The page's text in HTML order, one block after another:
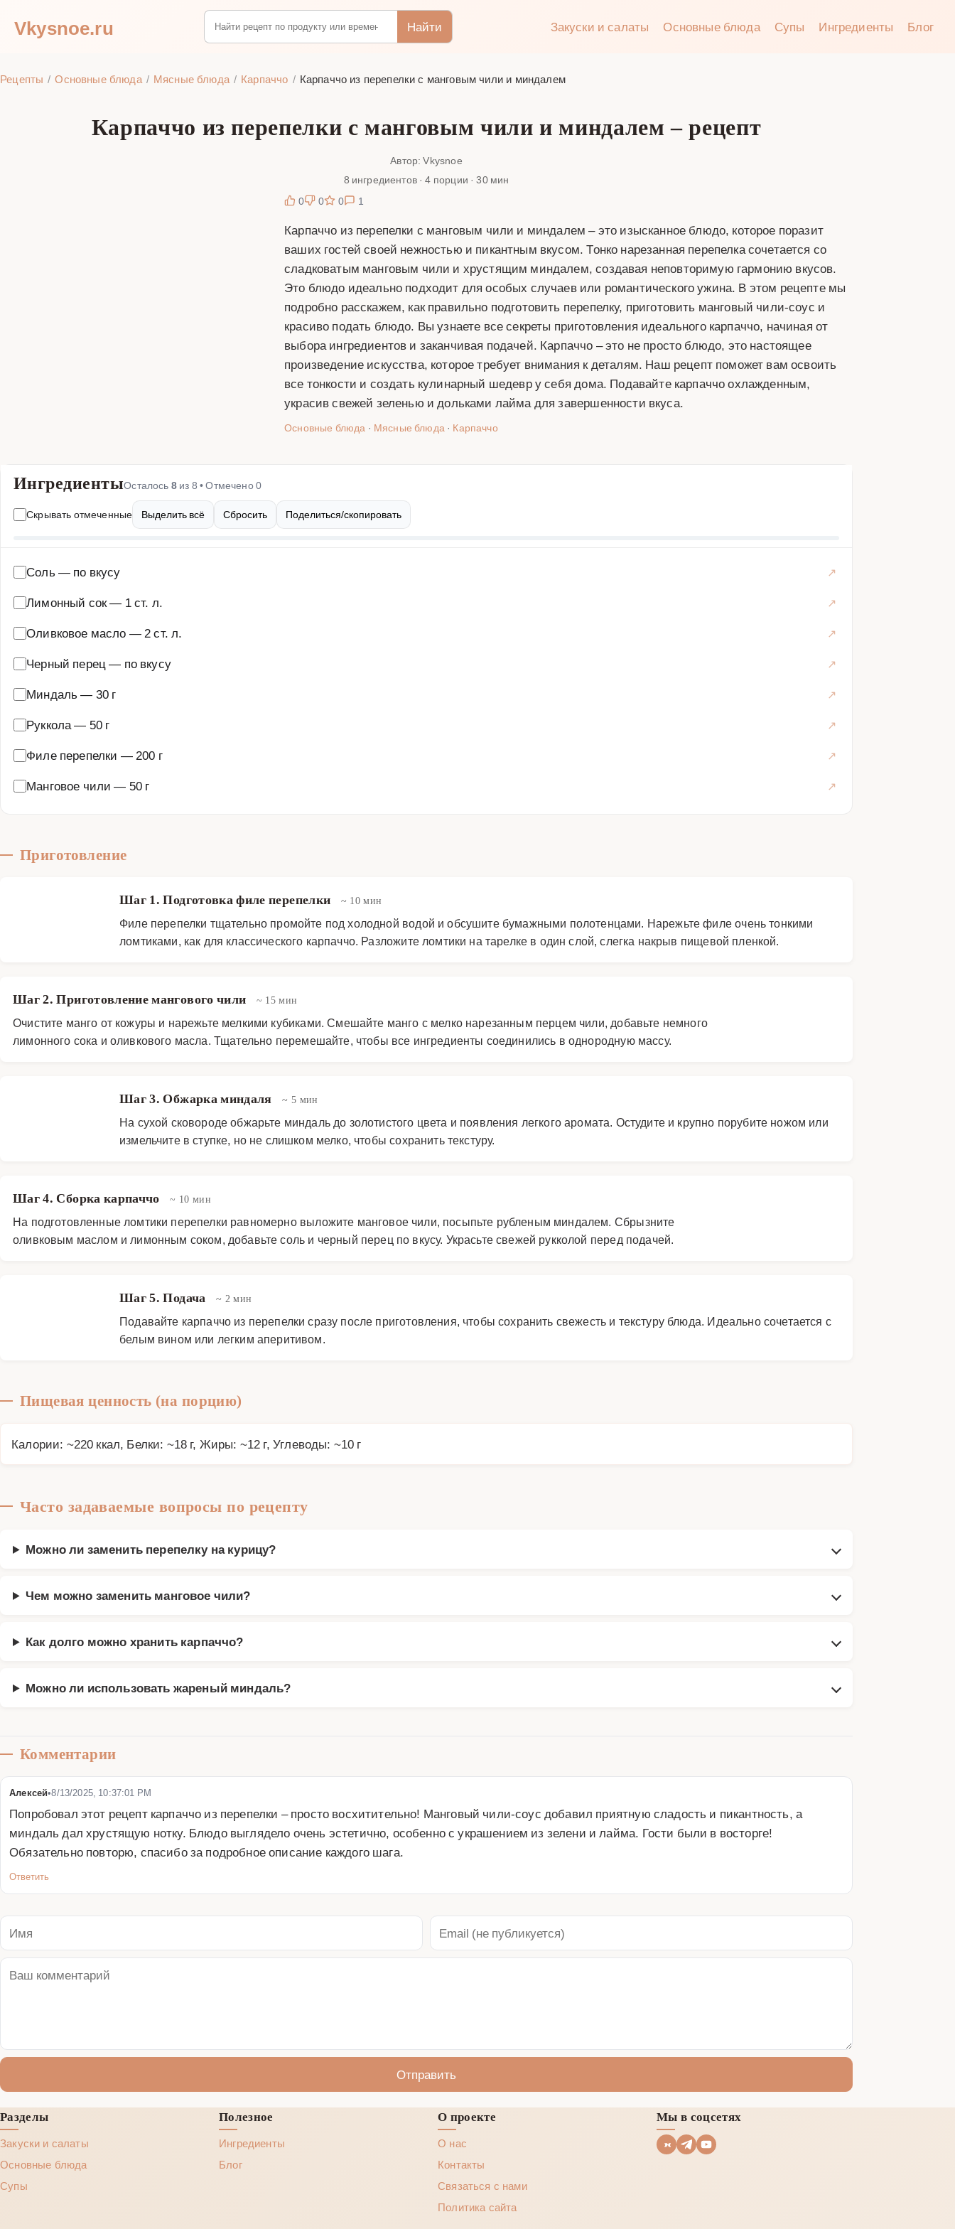
Vkysnoe.ru Найти Закуски и салаты Основные блюда Супы Ингредиенты Блог
Рецепты Основные блюда Мясные блюда Карпаччо Карпаччо из перепелки с манговым чили и миндалем
Карпаччо из перепелки с манговым чили и миндалем – рецепт
Автор: Vkysnoe
8 ингредиентов · 4 порции · 30 мин
0
0 0 1
Карпаччо из перепелки с манговым чили и миндалем – это изысканное блюдо, которое поразит
ваших гостей своей нежностью и пикантным вкусом. Тонко нарезанная перепелка сочетается со
сладковатым манговым чили и хрустящим миндалем, создавая неповторимую гармонию вкусов.
Это блюдо идеально подходит для особых случаев или романтического ужина. В этом рецепте мы
подробно расскажем, как правильно подготовить перепелку, приготовить манговый чили-соус и
красиво подать блюдо. Вы узнаете все секреты приготовления идеального карпаччо, начиная от
выбора ингредиентов и заканчивая подачей. Карпаччо – это не просто блюдо, это настоящее
произведение искусства, которое требует внимания к деталям. Наш рецепт поможет вам освоить
все тонкости и создать кулинарный шедевр у себя дома. Подавайте карпаччо охлажденным,
украсив свежей зеленью и дольками лайма для завершенности вкуса.
Основные блюда · Мясные блюда· Карпаччо
ИнгредиентыОсталось 8из 8 • Отмечено0
Скрывать отмеченные Выделить всё Сбросить Поделиться/скопировать
Соль — по вкусу
Лимонный сок— 1 ст. л.
Оливковое масло — 2 ст. л.
Черный перец — по вкусу
Миндаль — 30 г
Руккола— 50 г
Филе перепелки — 200 г
Манговое чили — 50 г
Приготовление
Шаг 1. Подготовка филе перепелки ~ 10 мин
Филе перепелки тщательно промойте под холодной водой и обсушите бумажными полотенцами. Нарежьте филе очень тонкими
ломтиками, как для классического карпаччо. Разложите ломтики на тарелке в один слой, слегка накрыв пищевой пленкой.
Шаг 2. Приготовление мангового чили ~ 15 мин
Очистите манго от кожуры и нарежьте мелкими кубиками. Смешайте манго с мелко нарезанным перцем чили, добавьте немного
лимонного сока и оливкового масла. Тщательно перемешайте, чтобы все ингредиенты соединились в однородную массу.
Шаг 3. Обжарка миндаля ~ 5 мин
На сухой сковороде обжарьте миндаль до золотистого цвета и появления легкого аромата. Остудите и крупно порубите ножом или
измельчите в ступке, но не слишком мелко, чтобы сохранить текстуру.
Шаг 4. Сборка карпаччо ~ 10 мин
На подготовленные ломтики перепелки равномерно выложите манговое чили, посыпьте рубленым миндалем. Сбрызните
оливковым маслом и лимонным соком, добавьте соль и черный перец по вкусу. Украсьте свежей рукколой перед подачей.
Шаг 5. Подача ~ 2 мин
Подавайте карпаччо из перепелки сразу после приготовления, чтобы сохранить свежесть и текстуру блюда. Идеально сочетается с
белым вином или легким аперитивом.
Пищевая ценность (на порцию)
Калории: ~220 ккал, Белки: ~18 г, Жиры: ~12 г, Углеводы: ~10 г
Часто задаваемые вопросы по рецепту
Можно ли заменить перепелку на курицу?
Чем можно заменить манговое чили?
Как долго можно хранить карпаччо?
Можно ли использовать жареный миндаль?
Комментарии
Алексей•8/13/2025, 10:37:01 PM
Попробовал этот рецепт карпаччо из перепелки – просто восхитительно! Манговый чили-соус добавил приятную сладость и пикантность, а
миндаль дал хрустящую нотку. Блюдо выглядело очень эстетично, особенно с украшением из зелени и лайма. Гости были в восторге!
Обязательно повторю, спасибо за подробное описание каждого шага.
Ответить
Отправить
Разделы
Закуски и салаты
Основные блюда
Супы
Полезное
Ингредиенты
Блог
О проекте
О нас
Контакты
Связаться с нами
Политика сайта
Мы в соцсетях